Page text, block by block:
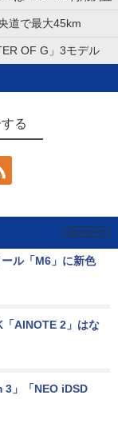
道で最大45km
OF G」3モデル
る
ル「M6」に新色
AINOTE 2」はな
」「NEO iDSD